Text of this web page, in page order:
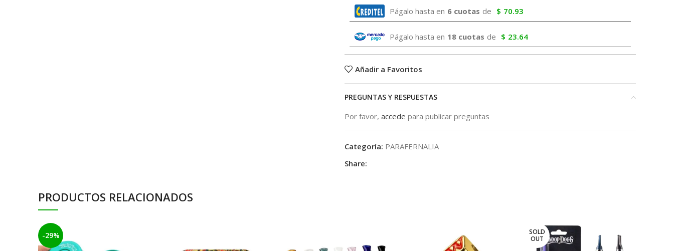
Págalo hasta en 6 cuotas de $ 70.93
Págalo hasta en 18 cuotas de $ 23.64
Añadir a Favoritos
PREGUNTAS Y RESPUESTAS
Por favor, accede para publicar preguntas
Categoría: PARAFERNALIA
Share:
PRODUCTOS RELACIONADOS
-29%
SOLD
OUT